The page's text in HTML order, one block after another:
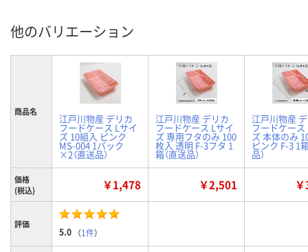
他のバリエーション
商品名
江戸川物産 デリカ
フードケース Lサイ
ズ 10組入 ピンク
MS-004 1パック
×2（直送品）
江戸川物産 デリカ
フードケース Lサイ
ズ 専用フタのみ 100
枚入 透明 F-3フタ 1
箱（直送品）
江戸川物産
フードケース
ズ 本体のみ
ピンク F-3 1
品）
価格
(税込)
￥1,478 ￥2,501
評価
5.0 （1件）